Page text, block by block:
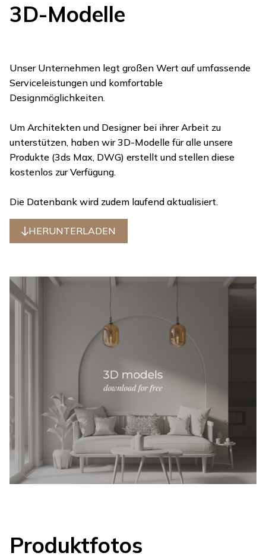
3D-Modelle
Unser Unternehmen legt großen Wert auf umfassende
Serviceleistungen und komfortable
Designmöglichkeiten.
Um Architekten und Designer bei ihrer Arbeit zu
unterstützen, haben wir 3D-Modelle für alle unsere
Produkte (3ds Max, DWG) erstellt und stellen diese
kostenlos zur Verfügung.
Die Datenbank wird zudem laufend aktualisiert.
HERUNTERLADEN
Produktfotos